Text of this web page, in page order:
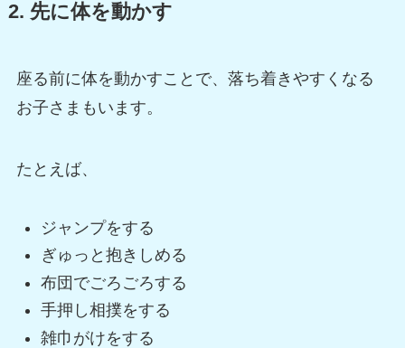
2. 先に体を動かす
座る前に体を動かすことで、落ち着きやすくなる
お子さまもいます。
たとえば、
ジャンプをする
ぎゅっと抱きしめる
布団でごろごろする
手押し相撲をする
雑巾がけをする